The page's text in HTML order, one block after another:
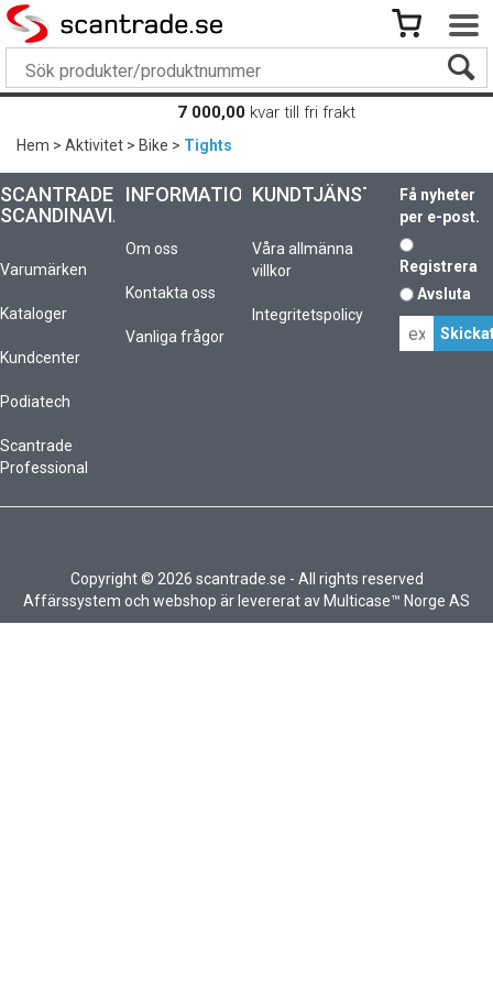
7 000,00 kvar till fri frakt
Hem>Aktivitet>Bike>Tights
SCANTRADE
SCANDINAVIA
Varumärken
Kataloger
Kundcenter
Podiatech
Scantrade
Professional
INFORMATION
Om oss
Kontakta oss
Vanliga frågor
KUNDTJÄNST
Våra allmänna
villkor
Integritetspolicy
Få nyheter
per e-post.
Registrera
Avsluta
Copyright © 2026 scantrade.se - All rights reserved
Affärssystem och webshop är levererat av Multicase™ Norge AS